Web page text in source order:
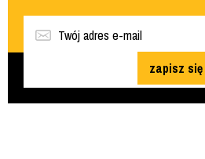
zapisz się